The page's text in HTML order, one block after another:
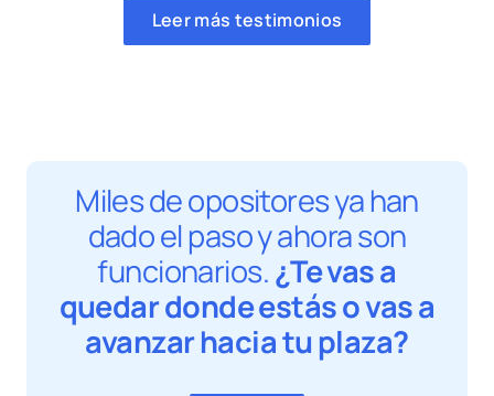
Leer más testimonios
Miles de opositores ya han
dado el paso y ahora son
funcionarios.¿Te vas a
quedar donde estás o vas a
avanzar hacia tu plaza?